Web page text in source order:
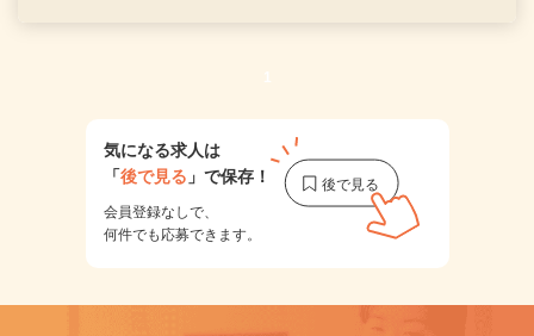
1
気になる求人は
「後で見る 」で保存！
会員登録なしで、
何件でも応募できます。